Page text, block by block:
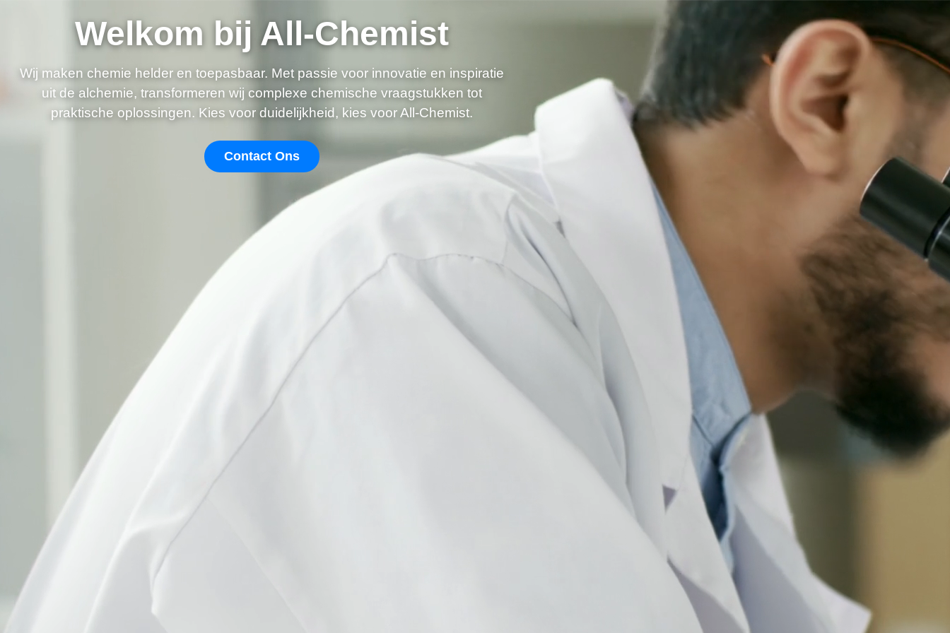
Welkom bij All-Chemist
Wij maken chemie helder en toepasbaar. Met passie voor innovatie en inspiratie
uit de alchemie, transformeren wij complexe chemische vraagstukken tot
praktische oplossingen. Kies voor duidelijkheid, kies voor All-Chemist.
Contact Ons